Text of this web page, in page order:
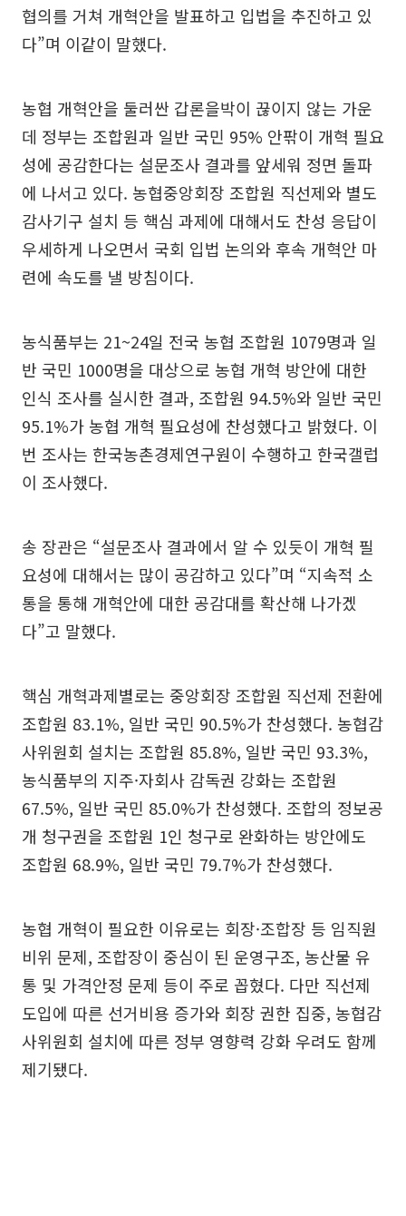
협의를 거쳐 개혁안을 발표하고 입법을 추진하고 있
다”며 이같이 말했다.
농협 개혁안을 둘러싼 갑론을박이 끊이지 않는 가운
데 정부는 조합원과 일반 국민 95% 안팎이 개혁 필요
성에 공감한다는 설문조사 결과를 앞세워 정면 돌파
에 나서고 있다. 농협중앙회장 조합원 직선제와 별도
감사기구 설치 등 핵심 과제에 대해서도 찬성 응답이
우세하게 나오면서 국회 입법 논의와 후속 개혁안 마
련에 속도를 낼 방침이다.
농식품부는 21~24일 전국 농협 조합원 1079명과 일
반 국민 1000명을 대상으로 농협 개혁 방안에 대한
인식 조사를 실시한 결과, 조합원 94.5%와 일반 국민
95.1%가 농협 개혁 필요성에 찬성했다고 밝혔다. 이
번 조사는 한국농촌경제연구원이 수행하고 한국갤럽
이 조사했다.
송 장관은 “설문조사 결과에서 알 수 있듯이 개혁 필
요성에 대해서는 많이 공감하고 있다”며 “지속적 소
통을 통해 개혁안에 대한 공감대를 확산해 나가겠
다”고 말했다.
핵심 개혁과제별로는 중앙회장 조합원 직선제 전환에
조합원 83.1%, 일반 국민 90.5%가 찬성했다. 농협감
사위원회 설치는 조합원 85.8%, 일반 국민 93.3%,
농식품부의 지주·자회사 감독권 강화는 조합원
67.5%, 일반 국민 85.0%가 찬성했다. 조합의 정보공
개 청구권을 조합원 1인 청구로 완화하는 방안에도
조합원 68.9%, 일반 국민 79.7%가 찬성했다.
농협 개혁이 필요한 이유로는 회장·조합장 등 임직원
비위 문제, 조합장이 중심이 된 운영구조, 농산물 유
통 및 가격안정 문제 등이 주로 꼽혔다. 다만 직선제
도입에 따른 선거비용 증가와 회장 권한 집중, 농협감
사위원회 설치에 따른 정부 영향력 강화 우려도 함께
제기됐다.